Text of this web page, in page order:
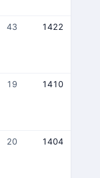
43 1422
19 1410
20 1404